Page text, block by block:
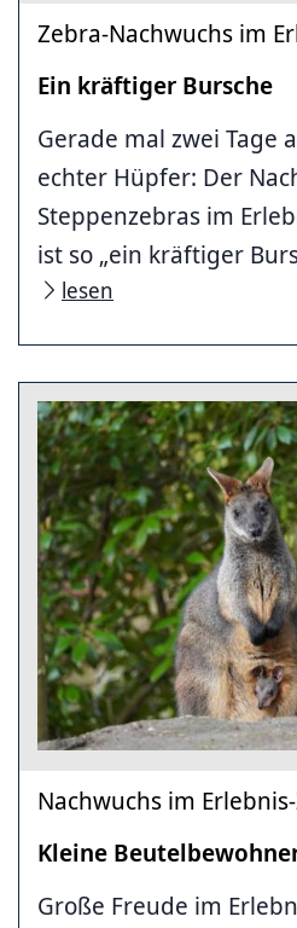
Zebra-Nachwuchs im
Ein kräftiger Bursche
Gerade mal zwei Tage
echter Hüpfer: Der
Steppenzebras im
ist so „ein kräftiger
lesen
Nachwuchs im
Kleine
Große Freude im